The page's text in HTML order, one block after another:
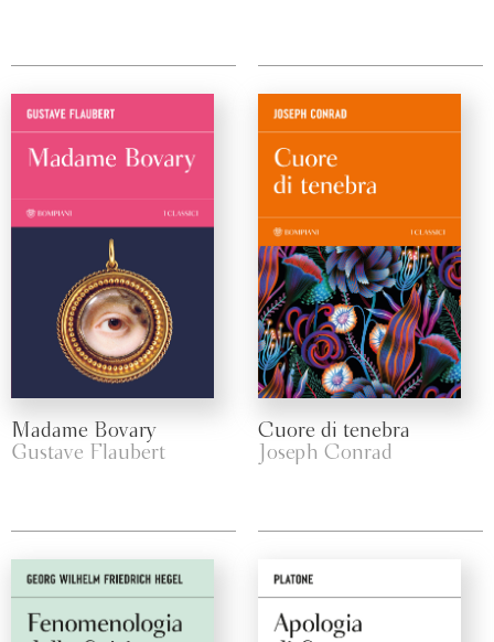
Madame Bovary
Gustave Flaubert
Cuore di tenebra
Joseph Conrad